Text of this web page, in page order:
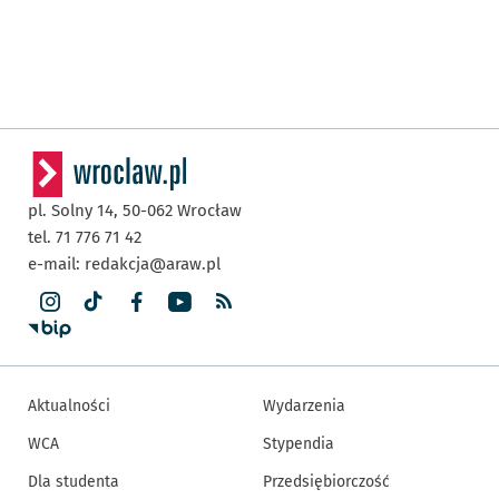
pl. Solny 14, 50-062 Wrocław
tel. 71 776 71 42
e-mail: redakcja@araw.pl
Aktualności
WCA
Dla studenta
Wydarzenia
Stypendia
Przedsiębiorczość